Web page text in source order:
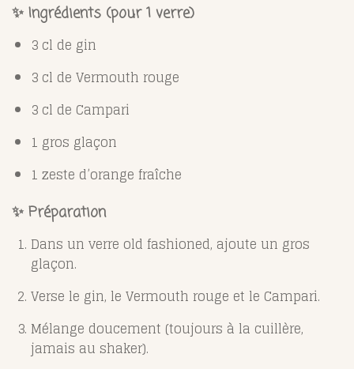
✨ Ingrédients (pour 1 verre)
3 cl de gin
3 cl de Vermouth rouge
3 cl de Campari
1 gros glaçon
1 zeste d’orange fraîche
✨ Préparation
Dans un verre old fashioned, ajoute un gros
glaçon.
Verse le gin, le Vermouth rouge et le Campari.
Mélange doucement (toujours à la cuillère,
jamais au shaker).